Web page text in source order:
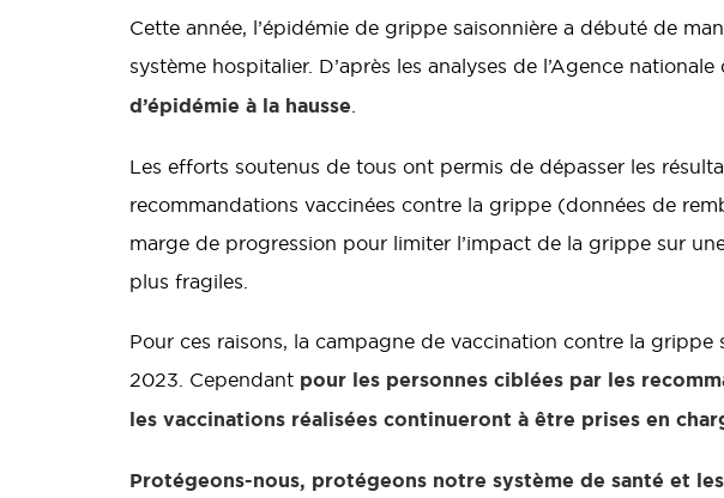
Cette année, l’épidémie de grippe saisonnière a débuté de
système hospitalier. D’après les analyses de l’Agence
d’épidémie à la hausse
Les efforts soutenus de tous ont permis de dépasser les
recommandations vaccinées contre la grippe (données de
marge de progression pour limiter l’impact de la grippe sur
plus fragiles.
Pour ces raisons, la campagne de vaccination contre la
2023. Cependant pour les personnes ciblées par les
les vaccinations réalisées continueront à être prises en
Protégeons-nous, protégeons notre système de santé et